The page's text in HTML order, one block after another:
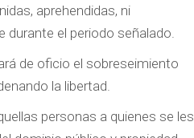
aprehendidas, ni
el periodo señalado.
de oficio el sobreseimiento
la libertad.
personas a quienes se les